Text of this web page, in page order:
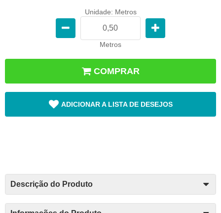
Unidade: Metros
Metros
COMPRAR
ADICIONAR A LISTA DE DESEJOS
Descrição do Produto